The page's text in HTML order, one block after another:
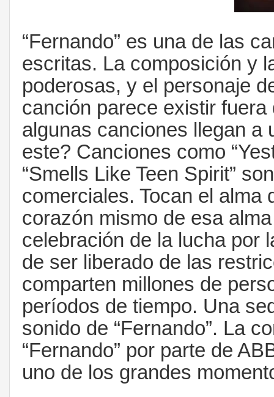
“Fernando” es una de las
escritas. La composición y
poderosas, y el personaje
canción parece existir
algunas canciones llegan a
este? Canciones como
“Smells Like Teen Spirit”
comerciales. Tocan el alma
corazón mismo de esa
celebración de la lucha por
de ser liberado de las
comparten millones de
períodos de tiempo. Una
sonido de “Fernando”. La
“Fernando” por parte de
uno de los grandes